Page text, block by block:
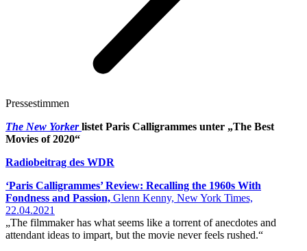
Pressestimmen
The New Yorker listet Paris Calligrammes unter „The Best
Movies of 2020“
Radiobeitrag des WDR
‘Paris Calligrammes’ Review: Recalling the 1960s With
Fondness and Passion, Glenn Kenny, New York Times,
22.04.2021
„The filmmaker has what seems like a torrent of anecdotes and
attendant ideas to impart, but the movie never feels rushed.“